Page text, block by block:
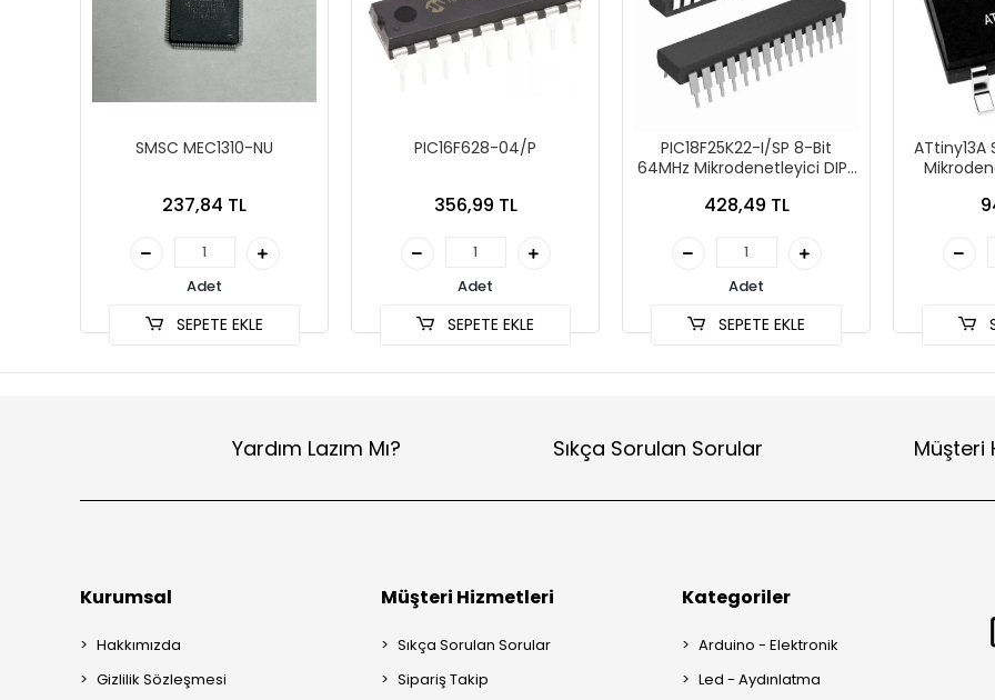
SMSC MEC1310-NU
237,84 TL
Adet
SEPETE EKLE
PIC16F628-04/P
356,99 TL
Adet
SEPETE EKLE
PIC18F25K22-I/SP 8-Bit
64MHz Mikrodenetleyici DIP-
428,49 TL
Adet
SEPETE EKLE
ATtiny13A
Yardım Lazım Mı? Sıkça Sorulan Sorular Müşteri
Kurumsal
Hakkımızda
Gizlilik Sözleşmesi
Müşteri Hizmetleri
Sıkça Sorulan Sorular
Sipariş Takip
Kategoriler
Arduino - Elektronik
Led - Aydınlatma